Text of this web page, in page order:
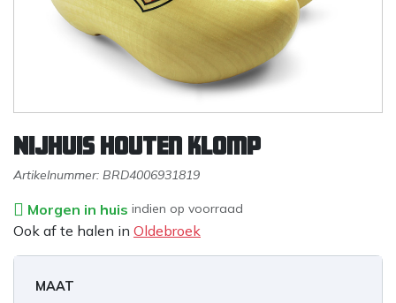
Nijhuis Houten klomp
Artikelnummer: BRD4006931819
Morgen in huis indien op voorraad
Ook af te halen in Oldebroek
MAAT